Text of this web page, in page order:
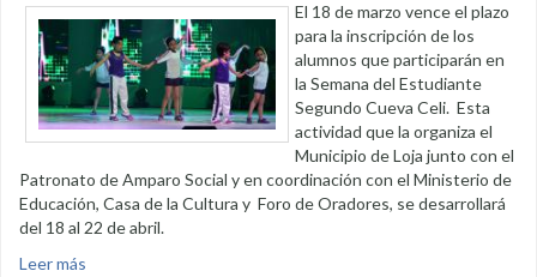
El 18 de marzo vence el plazo
para la inscripción de los
alumnos que participarán en
la Semana del Estudiante
Segundo Cueva Celi. Esta
actividad que la organiza el
Municipio de Loja junto con el
Patronato de Amparo Social y en coordinación con el Ministerio de
Educación, Casa de la Cultura y Foro de Oradores, se desarrollará
del 18 al 22 de abril.
Leer más